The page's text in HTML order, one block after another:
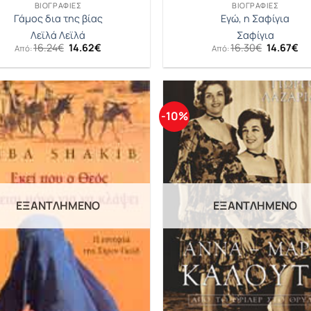
ΒΙΟΓΡΑΦΊΕΣ
Γάμος δια της βίας
Λεϊλά Λεϊλά
Από:16.24€ Original
was:
14.62€
τιμή
14.62€.
ΒΙΟΓΡΑΦΊΕΣ
Εγώ, η Σαφίγια
Σαφίγια
Από:16.30€ Original
was:
14.67€
ΕΞΑΝΤΛΗΜΈΝΟ
-10%
ΕΞΑΝΤΛΗΜΈΝΟ